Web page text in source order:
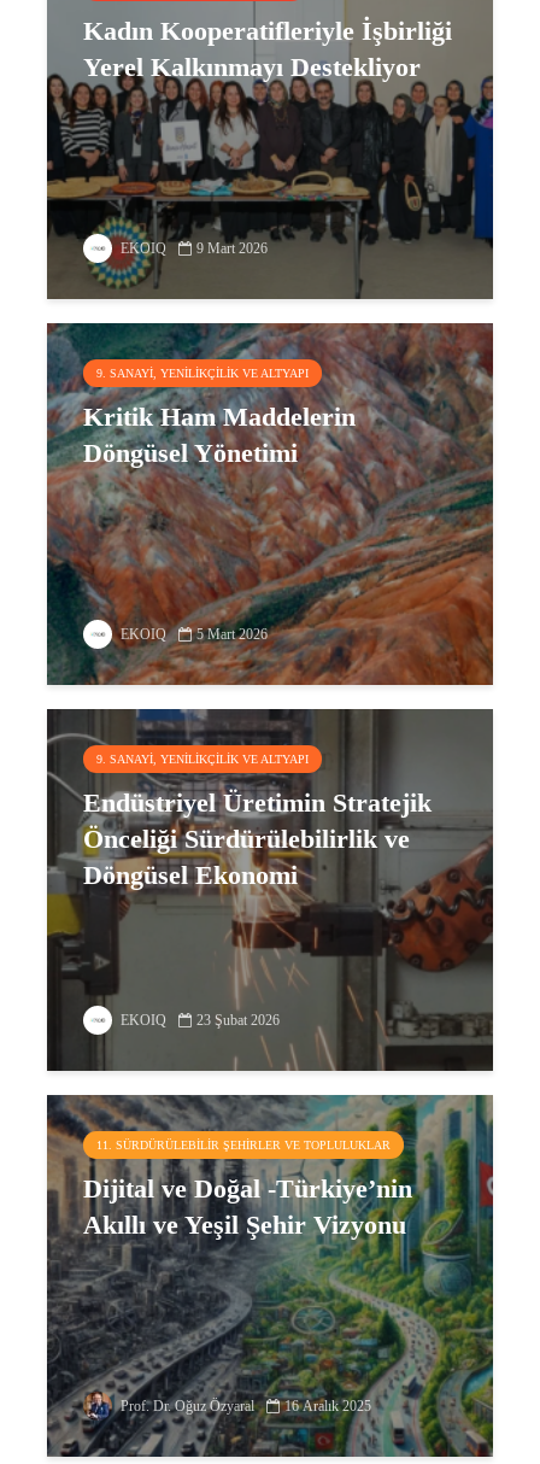
Kadın Kooperatifleriyle İşbirliği
Yerel Kalkınmayı Destekliyor
EKOIQ 9 Mart 2026
9. SANAYI, YENILIKÇILIK VE ALTYAPI
Kritik Ham Maddelerin
Döngüsel Yönetimi
EKOIQ 5 Mart 2026
9. SANAYI, YENILIKÇILIK VE ALTYAPI
Endüstriyel Üretimin Stratejik
Önceliği Sürdürülebilirlik ve
Döngüsel Ekonomi
EKOIQ 23 Şubat 2026
11. SÜRDÜRÜLEBILIR ŞEHIRLER VE TOPLULUKLAR
Dijital ve Doğal -Türkiye’nin
Akıllı ve Yeşil Şehir Vizyonu
Prof. Dr. Oğuz Özyaral 16 Aralık 2025